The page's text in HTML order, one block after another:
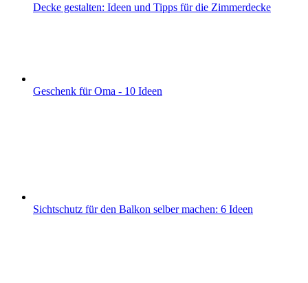
Decke gestalten: Ideen und Tipps für die Zimmerdecke
Geschenk für Oma - 10 Ideen
Sichtschutz für den Balkon selber machen: 6 Ideen